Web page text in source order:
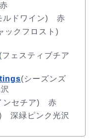
ルドワイン) 赤
ックフロスト)
(フェスティブチア
(シーズンズ
ンセチア) 赤
深緑ピンク光沢